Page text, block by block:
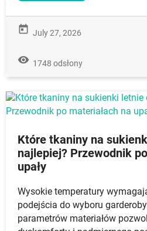
today July 27, 2026
remove_red_eye 1748 odsłony
Które tkaniny na
najlepiej? Przewodnik
upały
Wysokie temperatury
podejścia do wyboru
parametrów materiałów